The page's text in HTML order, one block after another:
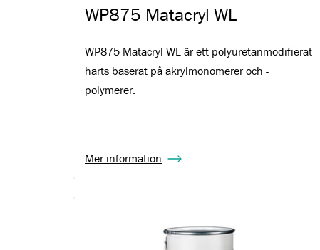
WP875 Matacryl WL
WP875 Matacryl WL är ett polyuretanmodifierat
harts baserat på akrylmonomerer och -
polymerer.
Mer information